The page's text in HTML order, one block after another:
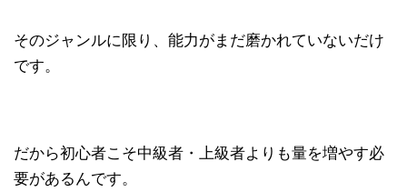
そのジャンルに限り、能力がまだ磨かれていないだけ
です。
だから初心者こそ中級者・上級者よりも量を増やす必
要があるんです。